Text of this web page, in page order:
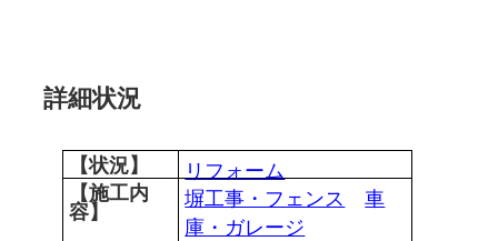
詳細状況
【状況】
リフォーム
【施工内
容】
塀工事・フェンス
車
庫・ガレージ